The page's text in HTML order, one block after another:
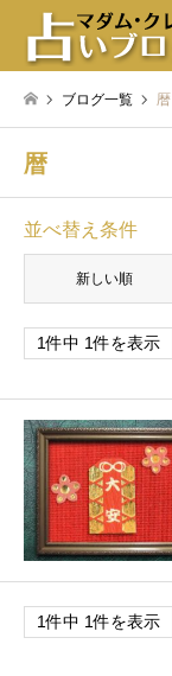
ブログ一覧 暦
暦
並べ替え条件
新しい順
1件中 1件を表示
1件中 1件を表示